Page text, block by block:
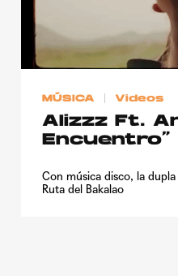
© 2015-2022 UMOMAG.
DERECHOS
MÚSICA Videos
Alizzz Ft.
Encuentro”
Con música disco, la
Ruta del Bakalao